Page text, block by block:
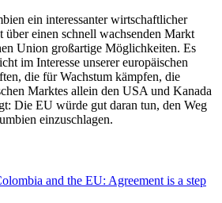
ein interessanter wirtschaftlicher
über einen schnell wachsenden Markt
Union großartige Möglichkeiten. Es
im Interesse unserer europäischen
die für Wachstum kämpfen, die
Marktes allein den USA und Kanada
Die EU würde gut daran tun, den Weg
einzuschlagen.
and the EU: Agreement is a step